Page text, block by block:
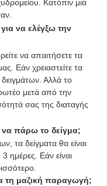
Κατόπιν μια
να ελέγξω την
να απαιτήσετε τα
Εάν χρειαστείτε τα
Αλλά το
μετά από την
σας της διαταγής
πάρω το δείγμα;
τα δείγματα θα είναι
ημέρες. Εάν είναι
τη μαζική παραγωγή;